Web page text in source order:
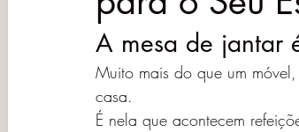
A mesa de jantar
Muito mais do que um
casa.
É nela que acontecem